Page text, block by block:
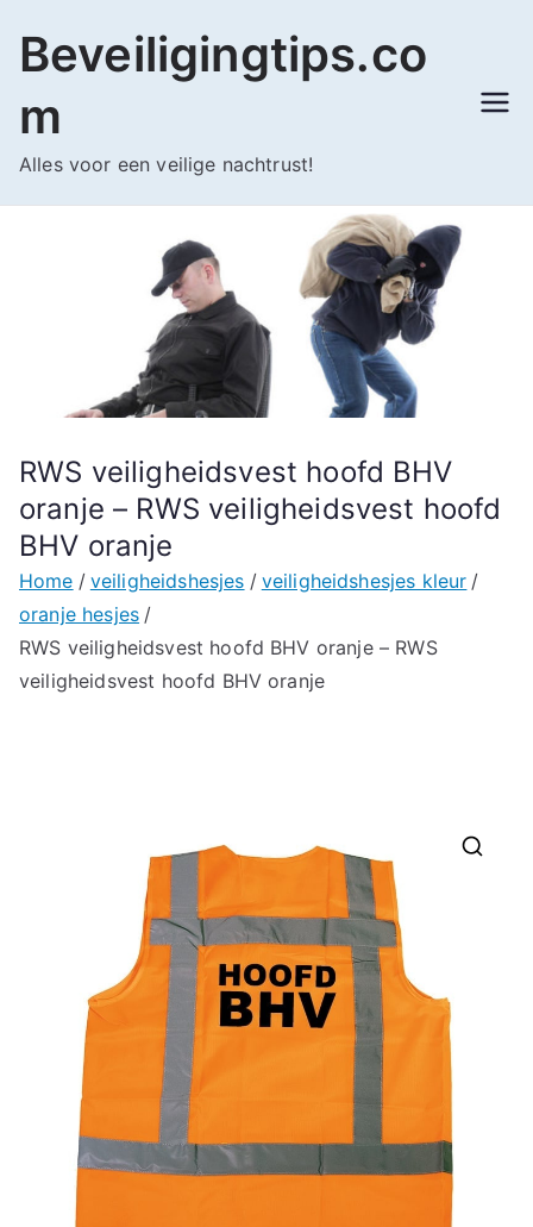
naar
inhoud
Beveiligingtips.co
m
Alles voor een veilige nachtrust!
RWS veiligheidsvest hoofd BHV
oranje – RWS veiligheidsvest hoofd
BHV oranje
Home veiligheidshesjes
veiligheidshesjes kleur
oranje hesjes
RWS veiligheidsvest hoofd BHV oranje – RWS
veiligheidsvest hoofd BHV oranje